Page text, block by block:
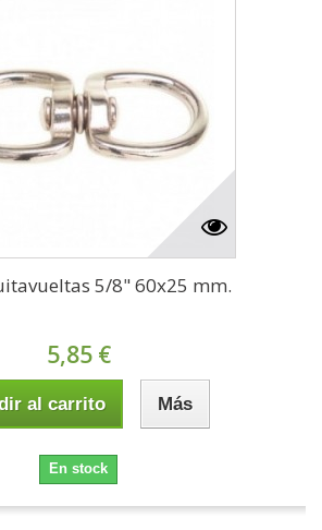
5/8" 60x25 mm.
5,85 €
al carrito Más
En stock